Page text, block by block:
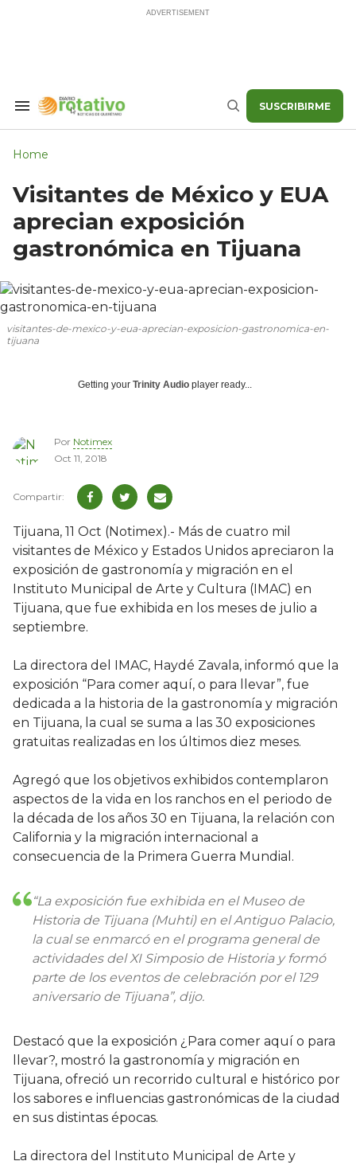
Search
Buscar SUSCRIBIRME
Home
Visitantes de México y EUA
aprecian exposición
gastronómica en Tijuana
visitantes-de-mexico-y-eua-aprecian-exposicion-gastronomica-en-
tijuana
Getting your Trinity Audio player ready...
Por Notimex
Oct 11, 2018
Tijuana, 11 Oct (Notimex).- Más de cuatro mil
visitantes de México y Estados Unidos apreciaron la
exposición de gastronomía y migración en el
Instituto Municipal de Arte y Cultura (IMAC) en
Tijuana, que fue exhibida en los meses de julio a
septiembre.
La directora del IMAC, Haydé Zavala, informó que la
exposición “Para comer aquí, o para llevar”, fue
dedicada a la historia de la gastronomía y migración
en Tijuana, la cual se suma a las 30 exposiciones
gratuitas realizadas en los últimos diez meses.
Agregó que los objetivos exhibidos contemplaron
aspectos de la vida en los ranchos en el periodo de
la década de los años 30 en Tijuana, la relación con
California y la migración internacional a
consecuencia de la Primera Guerra Mundial.
“La exposición fue exhibida en el Museo de
Historia de Tijuana (Muhti) en el Antiguo Palacio,
la cual se enmarcó en el programa general de
actividades del XI Simposio de Historia y formó
parte de los eventos de celebración por el 129
aniversario de Tijuana”, dijo.
Destacó que la exposición ¿Para comer aquí o para
llevar?, mostró la gastronomía y migración en
Tijuana, ofreció un recorrido cultural e histórico por
los sabores e influencias gastronómicas de la ciudad
en sus distintas épocas.
La directora del Instituto Municipal de Arte y